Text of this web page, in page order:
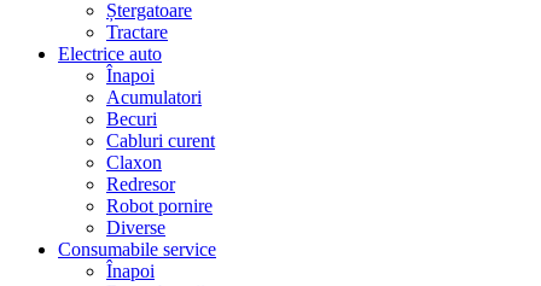
Ștergatoare
Tractare
Electrice auto
Înapoi
Acumulatori
Becuri
Cabluri curent
Claxon
Redresor
Robot pornire
Diverse
Consumabile service
Înapoi